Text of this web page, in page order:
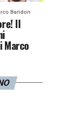
Baridon
Il
Marco